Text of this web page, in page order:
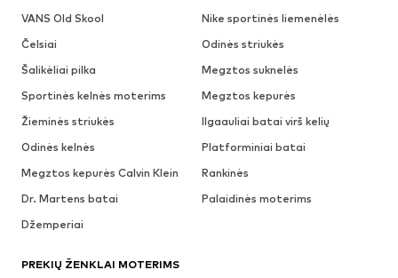
VANS Old Skool
Nike sportinės liemenėlės
Čelsiai
Odinės striukės
Šalikėliai pilka
Megztos suknelės
Sportinės kelnės moterims
Megztos kepurės
Žieminės striukės
Ilgaauliai batai virš kelių
Odinės kelnės
Platforminiai batai
Megztos kepurės Calvin Klein
Rankinės
Dr. Martens batai
Palaidinės moterims
Džemperiai
PREKIŲ ŽENKLAI MOTERIMS